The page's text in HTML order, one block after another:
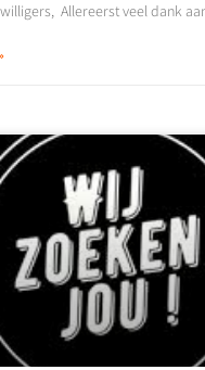
Allereerst veel dank